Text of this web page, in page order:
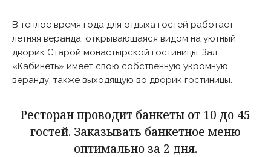
В теплое время года для отдыха гостей работает
летняя веранда, открывающаяся видом на уютный
дворик Старой монастырской гостиницы. Зал
«Кабинеть» имеет свою собственную укромную
веранду, также выходящую во дворик гостиницы.
Ресторан проводит банкеты от 10 до 45
гостей. Заказывать банкетное меню
оптимально за 2 дня.